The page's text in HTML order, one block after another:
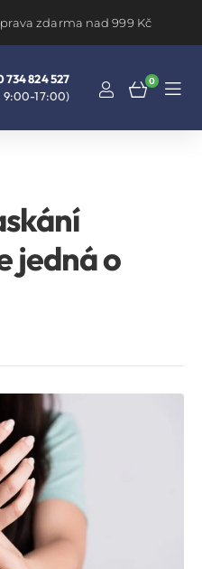
zdarma nad 999 Kč
734 824 527
9:00-17:00)
0
jedná o